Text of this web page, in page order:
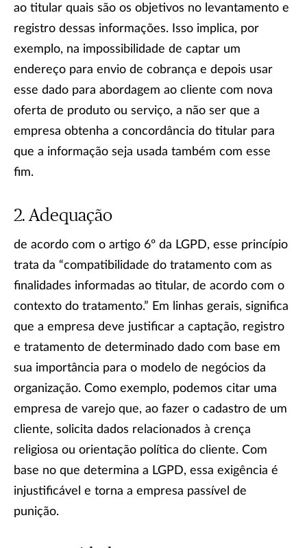
ao titular quais são os objetivos no levantamento e
registro dessas informações. Isso implica, por
exemplo, na impossibilidade de captar um
endereço para envio de cobrança e depois usar
esse dado para abordagem ao cliente com nova
oferta de produto ou serviço, a não ser que a
empresa obtenha a concordância do titular para
que a informação seja usada também com esse
fim.
Adequação
de acordo com o artigo 6º da LGPD, esse princípio
trata da “compatibilidade do tratamento com as
finalidades informadas ao titular, de acordo com o
contexto do tratamento.” Em linhas gerais, significa
que a empresa deve justificar a captação, registro
e tratamento de determinado dado com base em
sua importância para o modelo de negócios da
organização. Como exemplo, podemos citar uma
empresa de varejo que, ao fazer o cadastro de um
cliente, solicita dados relacionados à crença
religiosa ou orientação política do cliente. Com
base no que determina a LGPD, essa exigência é
injustificável e torna a empresa passível de
punição.